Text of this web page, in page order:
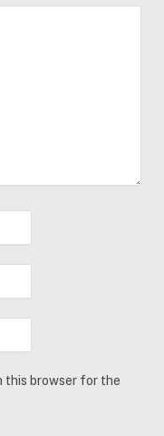
this browser for the